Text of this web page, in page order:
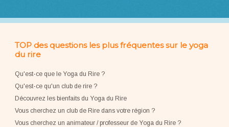
TOP des questions les plus fréquentes sur le yoga
du rire
Qu'est-ce que le Yoga du Rire ?
Qu'est-ce qu'un club de rire ?
Découvrez les bienfaits du Yoga du Rire
Vous cherchez un club de Rire dans votre région ?
Vous cherchez un animateur / professeur de Yoga du Rire ?